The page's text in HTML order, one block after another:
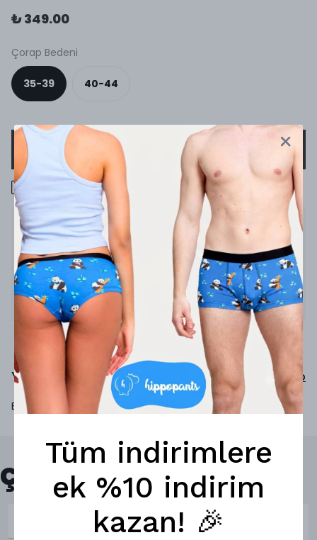
₺ 349.00
Çorap Bedeni
35-39 40-44
SEPETE EKLE
1000 TL üzeri ücretsiz kargo
Ürün Açıklaması
Sinyal yok
%79 bambu
%19 poliamid
%2 elastan
Yorumlar Yorum Yap
Bu ürün için henüz yorum yapılmamış.
Çok Satanlar
Tüm indirimlere
ek %10 indirim
kazan! 🎉